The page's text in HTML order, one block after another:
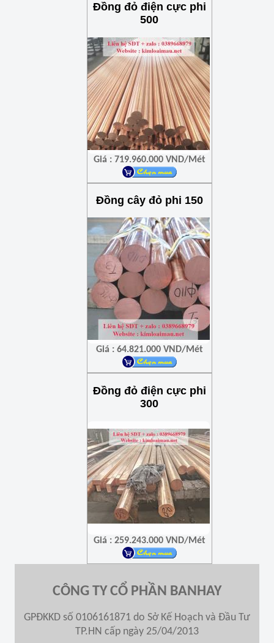
Đồng đỏ điện cực phi
500
Giá : 719.960.000 VND/Mét
Đồng cây đỏ phi 150
Giá : 64.821.000 VND/Mét
Đồng đỏ điện cực phi
300
Giá : 259.243.000 VND/Mét
CÔNG TY CỔ PHẦN BANHAY
GPĐKKD số 0106161871 do Sở Kế Hoạch và Đầu Tư
TP.HN cấp ngày 25/04/2013